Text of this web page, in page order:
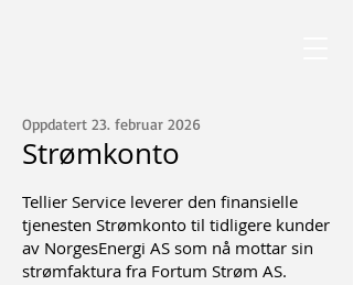
Oppdatert 23. februar 2026
Strømkonto
Tellier Service leverer den finansielle
tjenesten Strømkonto til tidligere kunder
av NorgesEnergi AS som nå mottar sin
strømfaktura fra Fortum Strøm AS.